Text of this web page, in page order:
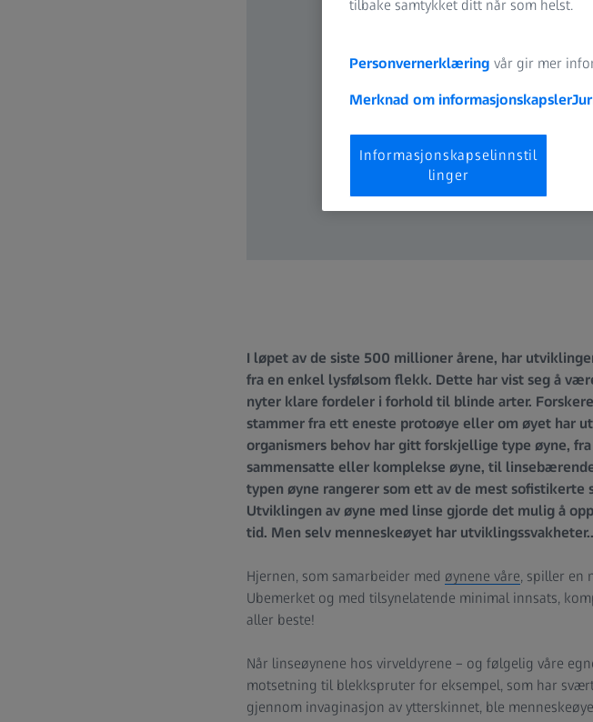
I løpet av de siste 500 millioner årene, har
fra en enkel lysfølsom flekk. Dette har vist seg å
nyter klare fordeler i forhold til blinde arter.
stammer fra ett eneste protoøye eller om øyet har
organismers behov har gitt forskjellige type øyne,
sammensatte eller komplekse øyne, til
typen øyne rangerer som ett av de mest sofistikerte
Utviklingen av øyne med linse gjorde det mulig å
tid. Men selv menneskeøyet har
Hjernen, som samarbeider med øynene våre, spiller en
Ubemerket og med tilsynelatende minimal innsats,
aller beste!
Når linseøynene hos virveldyrene – og følgelig våre
motsetning til blekkspruter for eksempel, som har
gjennom invaginasjon av ytterskinnet, ble
tilbake samtykket ditt når som helst.
Personvernerklæring vår gir mer
Merknad om informasjonskapsler
Informasjonskapselinnstil
linger